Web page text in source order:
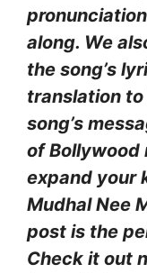
along. We
the song’s
translation
song’s
of Bollywood
expand your
Mudhal Nee
post is the
Check it out